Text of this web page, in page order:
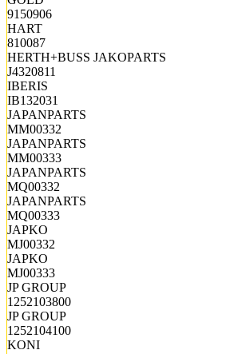
9150906
HART
810087
HERTH+BUSS JAKOPARTS
J4320811
IBERIS
IB132031
JAPANPARTS
MM00332
JAPANPARTS
MM00333
JAPANPARTS
MQ00332
JAPANPARTS
MQ00333
JAPKO
MJ00332
JAPKO
MJ00333
JP GROUP
1252103800
JP GROUP
1252104100
KONI